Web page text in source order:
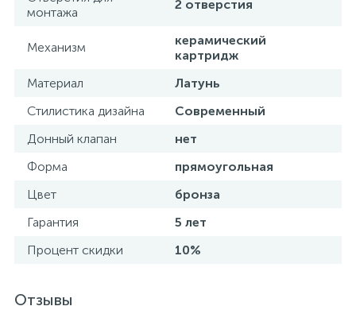
монтажа
2 отверстия
Механизм
керамический
картридж
Материал
Латунь
Стилистика дизайна
Современный
Донный клапан
нет
Форма
прямоугольная
Цвет
бронза
Гарантия
5 лет
Процент скидки
10%
Отзывы